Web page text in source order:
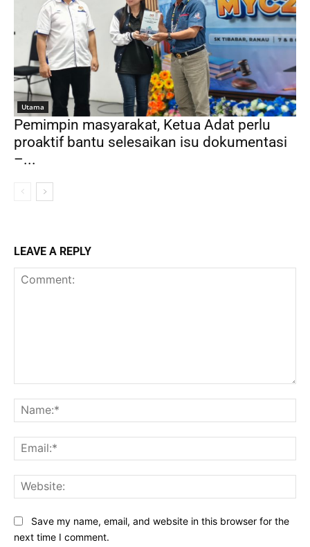
Utama
Pemimpin masyarakat, Ketua Adat perlu
proaktif bantu selesaikan isu dokumentasi
–...
LEAVE A REPLY
Save my name, email, and website in this browser for the
next time I comment.